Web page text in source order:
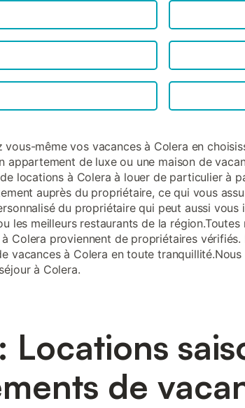
vous-même vos vacances à Colera en
appartement de luxe ou une maison de
locations à Colera à louer de particulier à
auprès du propriétaire, ce qui vous
du propriétaire qui peut aussi vous
les meilleurs restaurants de la région.Toutes
Colera proviennent de propriétaires
vacances à Colera en toute
à Colera.
Locations
de